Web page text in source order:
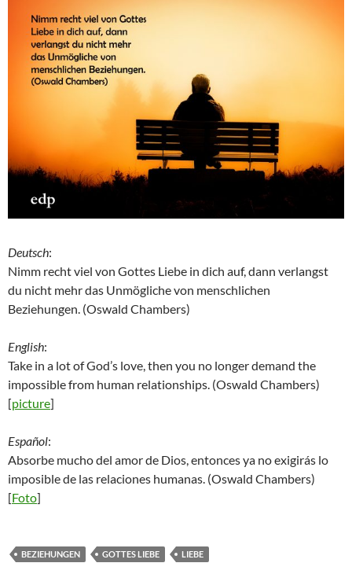
Deutsch:
Nimm recht viel von Gottes Liebe in dich auf, dann verlangst
du nicht mehr das Unmögliche von menschlichen
Beziehungen. (Oswald Chambers)
English:
Take in a lot of God’s love, then you no longer demand the
impossible from human relationships. (Oswald Chambers)
[picture]
Español:
Absorbe mucho del amor de Dios, entonces ya no exigirás lo
imposible de las relaciones humanas. (Oswald Chambers)
[Foto]
BEZIEHUNGEN GOTTES LIEBE LIEBE